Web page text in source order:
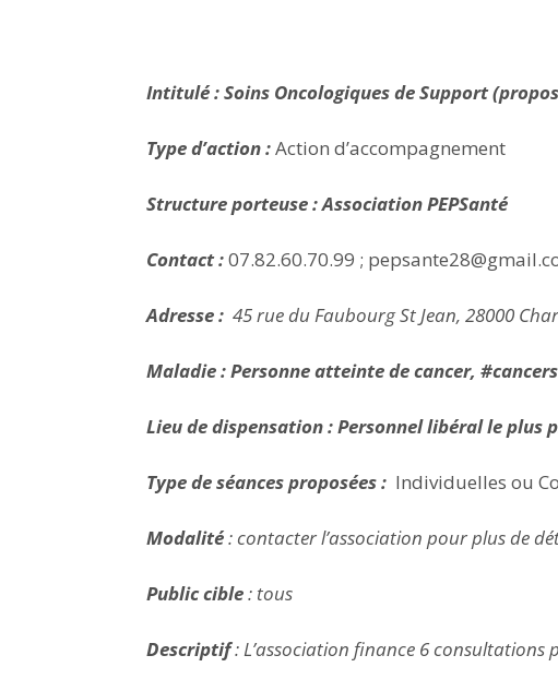
Intitulé : Soins Oncologiques de Support
Type d’action :Action d’accompagnement
Structure porteuse : Association PEPSanté
Contact :07.82.60.70.99 ;
Adresse : 45 rue du Faubourg St Jean, 28000
Maladie : Personne atteinte de cancer, #cancers
Lieu de dispensation : Personnel libéral le plus
Type de séances proposées : Individuelles ou
Modalité: contacter l’association pour plus de
Public cible: tous
Descriptif: L’association finance 6 consultations